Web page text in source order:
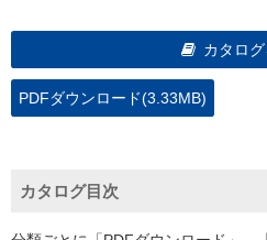
カタロ
PDFダウンロード(3.33MB)
カタログ目次